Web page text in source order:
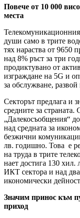
Повече от 10 000
места
души само в трите
тях нараства от 9650
над 8% ръст за три
продиктувано от
изграждане на 5G и
за обслужване,
Секторът предлага и
средните за страната.
„Далекосъобщения“
над средната за
безжични
лв. годишно. Това е
на труда в трите
нает достига 130 хил.
ИКТ сектора и над
икономически
Значим принос към
приход